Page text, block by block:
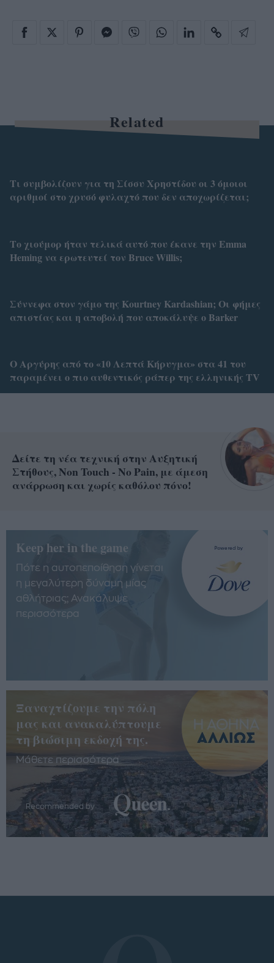
Related
Τι συμβολίζουν για τη Σίσσυ Χρηστίδου οι 3 όμοιοι
αριθμοί στο χρυσό φυλαχτό που δεν αποχωρίζεται;
Το χιούμορ ήταν τελικά αυτό που έκανε την Emma
Heming να ερωτευτεί τον Bruce Willis;
Σύννεφα στον γάμο της Kourtney Kardashian; Οι φήμες
απιστίας και η αποβολή που αποκάλυψε ο Barker
Ο Αργύρης από το «10 Λεπτά Κήρυγμα» στα 41 του
παραμένει ο πιο αυθεντικός ράπερ της ελληνικής TV
Δείτε τη νέα τεχνική στην Αυξητική
Στήθους, Non Touch - No Pain, με άμεση
ανάρρωση και χωρίς καθόλου πόνο!
Keep her in the game
Πότε η αυτοπεποίθηση γίνεται
η μεγαλύτερη δύναμη μίας
αθλήτριας; Ανακάλυψε
περισσότερα
Ξαναχτίζουμε την πόλη
μας και ανακαλύπτουμε
τη βιώσιμη εκδοχή της.
Μάθετε περισσότερα
Recommended by